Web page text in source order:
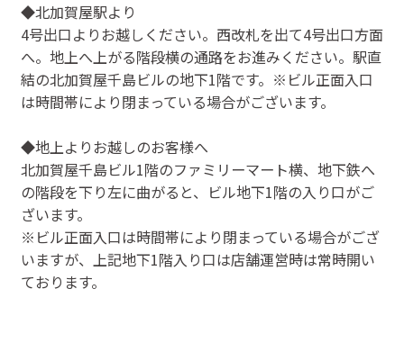
◆北加賀屋駅より
4号出口よりお越しください。西改札を出て4号出口方面
へ。地上へ上がる階段横の通路をお進みください。駅直
結の北加賀屋千島ビルの地下1階です。※ビル正面入口
は時間帯により閉まっている場合がございます。
◆地上よりお越しのお客様へ
北加賀屋千島ビル1階のファミリーマート横、地下鉄へ
の階段を下り左に曲がると、ビル地下1階の入り口がご
ざいます。
※ビル正面入口は時間帯により閉まっている場合がござ
いますが、上記地下1階入り口は店舗運営時は常時開い
ております。